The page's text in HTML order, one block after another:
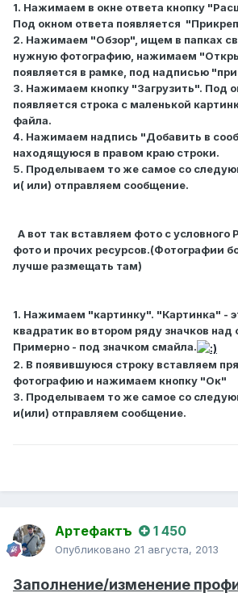
1. Нажимаем в окне ответа кнопку
Под окном ответа появляется
2. Нажимаем "Обзор", ищем в папках
нужную фотографию, нажимаем
появляется в рамке, под надписью
3. Нажимаем кнопку "Загрузить". Под
появляется строка с маленькой
файла.
4. Нажимаем надпись "Добавить в
находящуюся в правом краю строки.
5. Проделываем то же самое со
и( или) отправляем сообщение.
А вот так вставляем фото с
фото и прочих ресурсов.(Фотографии
лучше размещать там)
1. Нажимаем "картинку". "Картинка" -
квадратик во втором ряду значков над
Примерно - под значком смайла.
2. В появившуюся строку вставляем
фотографию и нажимаем кнопку "Ок"
3. Проделываем то же самое со
и(или) отправляем сообщение.
Артефактъ 1 450
Опубликовано 21 августа, 2013
Заполнение/изменение